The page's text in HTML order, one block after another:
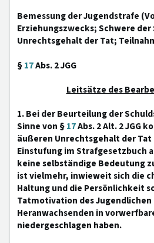
Bemessung der Jugendstrafe
Erziehungszwecks; Schwere
Unrechtsgehalt der Tat;
§17Abs. 2 JGG
Leitsätze des
1. Bei der Beurteilung der
Sinne von §17Abs. 2 Alt. 2 JGG
äußeren Unrechtsgehalt der
Einstufung im Strafgesetzbuch
keine selbständige Bedeutung
ist vielmehr, inwieweit sich die
Haltung und die Persönlichkeit
Tatmotivation des Jugendlichen
Heranwachsenden in
niedergeschlagen haben.